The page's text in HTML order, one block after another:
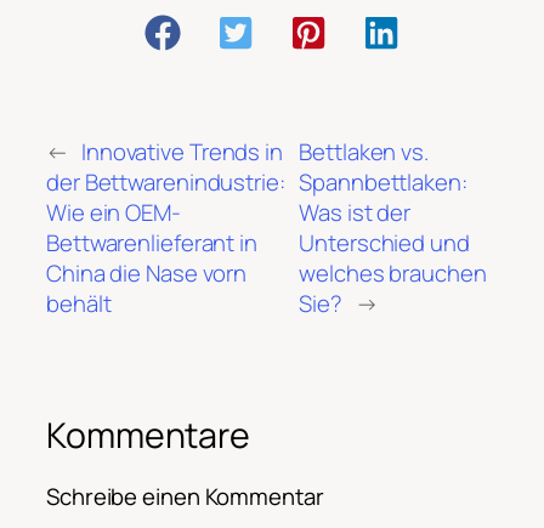
← Innovative Trends in
der Bettwarenindustrie:
Wie ein OEM-
Bettwarenlieferant in
China die Nase vorn
behält
Bettlaken vs.
Spannbettlaken:
Was ist der
Unterschied und
welches brauchen
Sie? →
Kommentare
Schreibe einen Kommentar